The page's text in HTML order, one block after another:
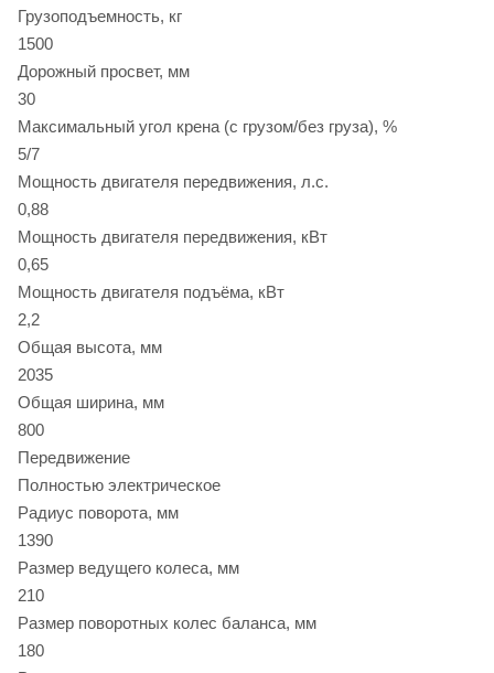
Грузоподъемность, кг
1500
Дорожный просвет, мм
30
Максимальный угол крена (с грузом/без груза), %
5/7
Мощность двигателя передвижения, л.с.
0,88
Мощность двигателя передвижения, кВт
0,65
Мощность двигателя подъёма, кВт
2,2
Общая высота, мм
2035
Общая ширина, мм
800
Передвижение
Полностью электрическое
Радиус поворота, мм
1390
Размер ведущего колеса, мм
210
Размер поворотных колес баланса, мм
180